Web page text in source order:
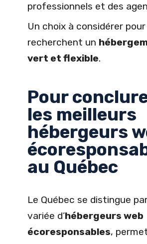
professionnels et des
Un choix à considérer
recherchent un
vert et flexible.
Pour
les meilleurs
hébergeurs
au Québec
Le Québec se distingue
variée d’hébergeurs web
écoresponsables,